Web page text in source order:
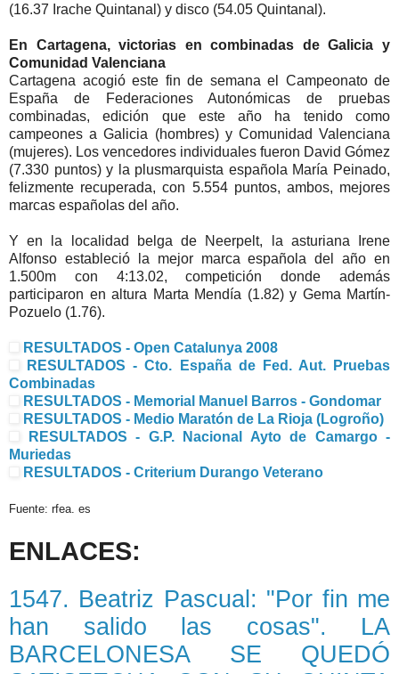
(16.37 Irache Quintanal) y disco (54.05 Quintanal).
En Cartagena, victorias en combinadas de Galicia y
Comunidad Valenciana
Cartagena acogió este fin de semana el Campeonato de
España de Federaciones Autonómicas de pruebas
combinadas, edición que este año ha tenido como
campeones a Galicia (hombres) y Comunidad Valenciana
(mujeres). Los vencedores individuales fueron David Gómez
(7.330 puntos) y la plusmarquista española María Peinado,
felizmente recuperada, con 5.554 puntos, ambos, mejores
marcas españolas del año.
Y en la localidad belga de Neerpelt, la asturiana Irene
Alfonso estableció la mejor marca española del año en
1.500m con 4:13.02, competición donde además
participaron en altura Marta Mendía (1.82) y Gema Martín-
Pozuelo (1.76).
RESULTADOS - Open Catalunya 2008
RESULTADOS - Cto. España de Fed. Aut. Pruebas
Combinadas
RESULTADOS - Memorial Manuel Barros - Gondomar
RESULTADOS - Medio Maratón de La Rioja (Logroño)
RESULTADOS - G.P. Nacional Ayto de Camargo -
Muriedas
RESULTADOS - Criterium Durango Veterano
Fuente: rfea. es
ENLACES:
1547. Beatriz Pascual: "Por fin me
han salido las cosas". LA
BARCELONESA SE QUEDÓ